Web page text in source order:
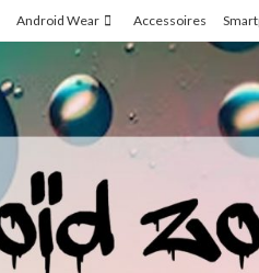
Android Wear Accessoires